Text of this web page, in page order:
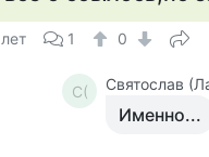
1 0
С( Святослав
Именно...